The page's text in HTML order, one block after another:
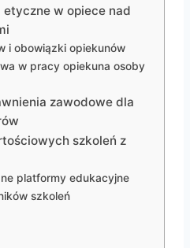
w opiece nad
i obowiązki opiekunów
w pracy opiekuna osoby
zawodowe dla
szkoleń z
platformy edukacyjne
szkoleń